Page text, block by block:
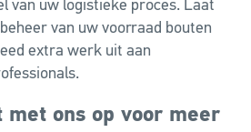
van uw logistieke proces. Laat
van uw voorraad bouten
extra werk uit aan
met ons op voor meer